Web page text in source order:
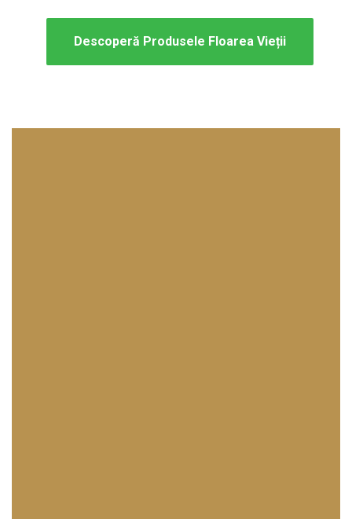
Descoperă Produsele Floarea Vieții